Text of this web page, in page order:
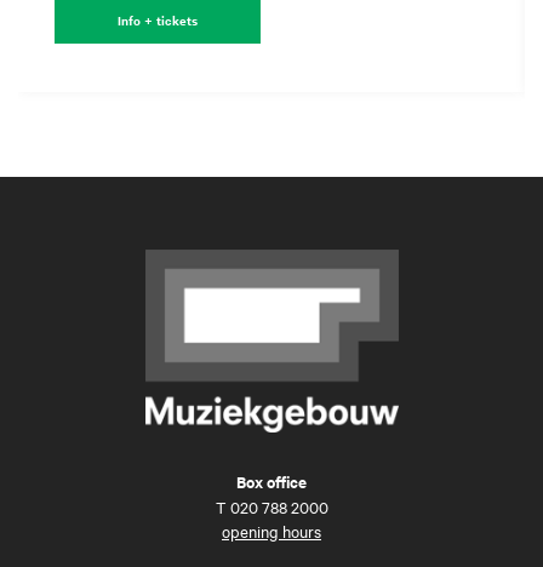
Info + tickets
Box office
T 020 788 2000
opening hours